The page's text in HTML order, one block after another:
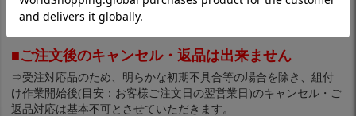
■ご注文後のキャンセル・返品は出来ません
⇒受注対応品のため、明らかな初期不具合等の場合を除き、組付
け作業開始後(目安：お客様ご注文日の翌営業日)のキャンセル・ご
返品対応は基本不可とさせていただきます。